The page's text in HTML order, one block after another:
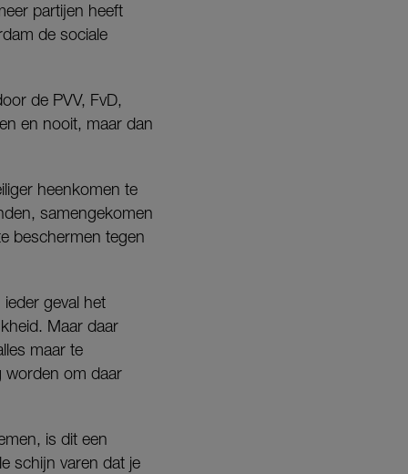
partijen heeft
de sociale
de PVV, FvD,
en nooit, maar dan
heenkomen te
samengekomen
beschermen tegen
geval het
Maar daar
maar te
worden om daar
is dit een
schijn varen dat je